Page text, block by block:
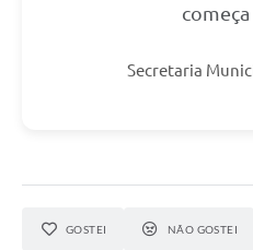
Secretaria
GOSTEI NÃO GOSTEI